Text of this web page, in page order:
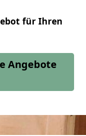
für Ihren
Angebote